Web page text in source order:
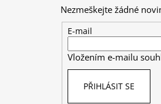
Nezmeškejte žádné
E-mail
Vložením e-mailu
PŘIHLÁSIT SE